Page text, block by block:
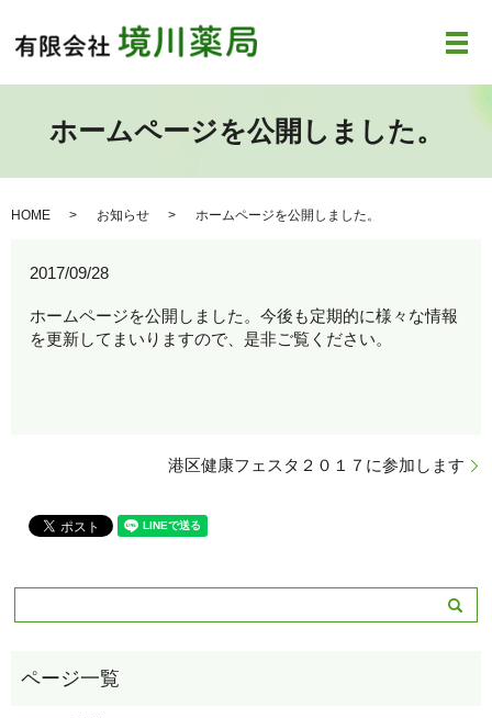
メ
ホームページを公開しました。
HOME お知らせ ホームページを公開しました。
2017/09/28
ホームページを公開しました。今後も定期的に様々な情報
を更新してまいりますので、是非ご覧ください。
港区健康フェスタ２０１７に参加します